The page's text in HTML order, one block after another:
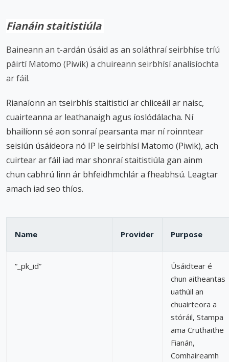
Fianáin staitistiúla
Baineann an t-ardán úsáid as an soláthraí seirbhíse tríú
páirtí Matomo (Piwik) a chuireann seirbhísí analísíochta
ar fáil.
Rianaíonn an tseirbhís staitisticí ar chliceáil ar naisc,
cuairteanna ar leathanaigh agus íoslódálacha. Ní
bhailíonn sé aon sonraí pearsanta mar ní roinntear
seisiún úsáideora nó IP le seirbhísí Matomo (Piwik), ach
cuirtear ar fáil iad mar shonraí staitistiúla gan ainm
chun cabhrú linn ár bhfeidhmchlár a fheabhsú. Leagtar
amach iad seo thíos.
Name Provider Purpose
“_pk_id”
Úsáidtear é
chun aitheantas
uathúil an
chuairteora a
stóráil, Stampa
ama Cruthaithe
Fianán,
Comhaireamh